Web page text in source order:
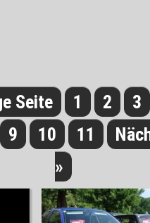
Seite 1 2 3
9 10 11
»